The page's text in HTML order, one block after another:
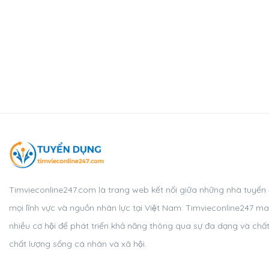
Timvieconline247.com là trang web kết nối giữa những nhà
mọi lĩnh vực và nguồn nhân lực tại Việt Nam. Timvieconline247
nhiều cơ hội để phát triển khả năng thông qua sự đa dạng và
chất lượng sống cá nhân và xã hội.